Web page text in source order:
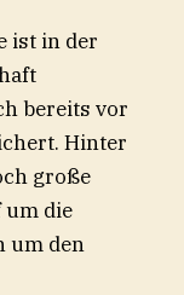
ist in der
bereits vor
Hinter
große
um die
um den